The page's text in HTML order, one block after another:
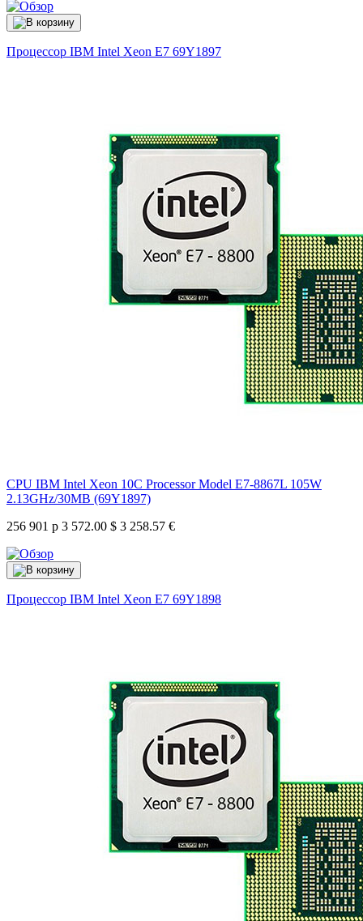
Процессор IBM Intel Xeon E7 69Y1897
CPU IBM Intel Xeon 10C Processor Model E7-8867L 105W
2.13GHz/30MB (69Y1897)
256 901 р 3 572.00 $ 3 258.57 €
Процессор IBM Intel Xeon E7 69Y1898